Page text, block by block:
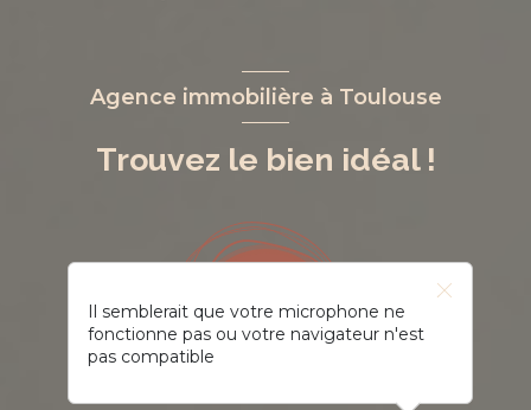
Agence immobilière à Toulouse
Trouvez le bien idéal !
Il semblerait que votre microphone ne
fonctionne pas ou votre navigateur n'est
pas compatible